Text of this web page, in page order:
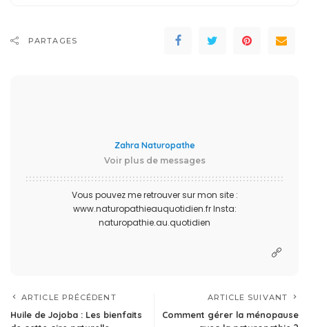
PARTAGES
Zahra Naturopathe
Voir plus de messages
Vous pouvez me retrouver sur mon site :
www.naturopathieauquotidien.fr Insta:
naturopathie.au.quotidien
ARTICLE PRÉCÉDENT
Huile de Jojoba : Les bienfaits
ARTICLE SUIVANT
Comment gérer la ménopause